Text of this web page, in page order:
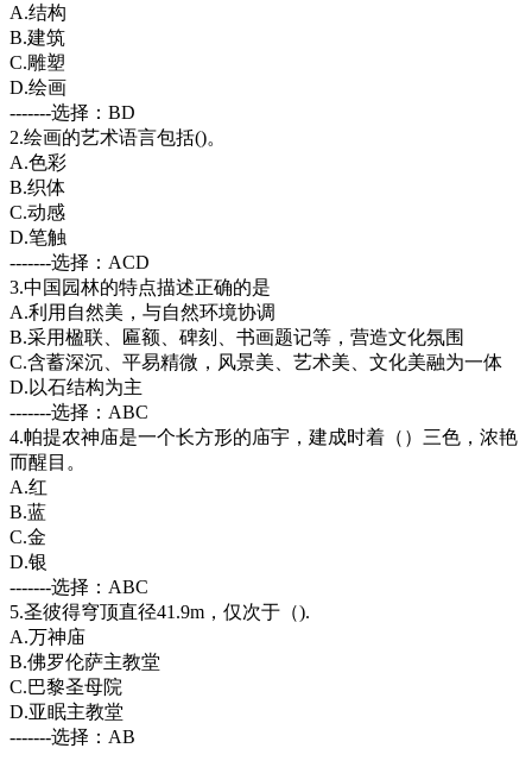
A.结构
B.建筑
C.雕塑
D.绘画
-------选择：BD
2.绘画的艺术语言包括()。
A.色彩
B.织体
C.动感
D.笔触
-------选择：ACD
3.中国园林的特点描述正确的是
A.利用自然美，与自然环境协调
B.采用楹联、匾额、碑刻、书画题记等，营造文化氛围
C.含蓄深沉、平易精微，风景美、艺术美、文化美融为一体
D.以石结构为主
-------选择：ABC
4.帕提农神庙是一个长方形的庙宇，建成时着（）三色，浓艳
而醒目。
A.红
B.蓝
C.金
D.银
-------选择：ABC
5.圣彼得穹顶直径41.9m，仅次于（).
A.万神庙
B.佛罗伦萨主教堂
C.巴黎圣母院
D.亚眠主教堂
-------选择：AB